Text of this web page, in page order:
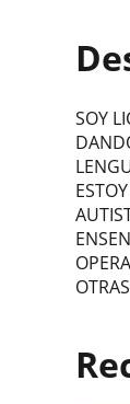
SOY